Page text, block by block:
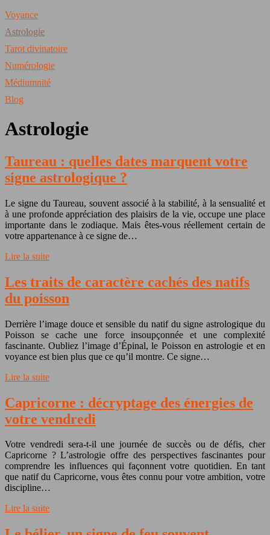
Voyance
Astrologie
Tarot divinatoire
Numérologie
Médiumnité
Blog
Astrologie
Taureau : quelles dates marquent votre
signe astrologique ?
Le signe du Taureau, souvent associé à la stabilité, à la sensualité et
à une profonde appréciation des plaisirs de la vie, occupe une place
importante dans le zodiaque. Mais êtes-vous réellement certain de
votre appartenance à ce signe de…
Lire la suite
Les traits de caractère cachés des natifs
du poisson
Derrière l’image douce et sensible du natif du signe astrologique du
Poisson se cache une force insoupçonnée et une complexité
fascinante. Oubliez l’image d’Épinal, le Poisson en astrologie et en
voyance est bien plus que ce qu’il montre. Ce signe…
Lire la suite
Capricorne : décryptage des énergies de
votre vendredi
Votre vendredi sera-t-il une journée de succès ou de défis, cher
Capricorne ? L’astrologie offre des perspectives fascinantes pour
comprendre les influences qui façonnent votre quotidien. En tant
que natif du Capricorne, vous êtes connu pour votre ambition, votre
discipline…
Lire la suite